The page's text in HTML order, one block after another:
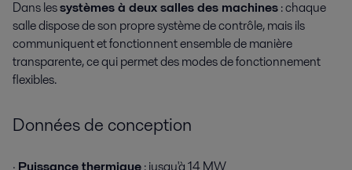
Dans lessystèmes à deux salles des machines: chaque
salle dispose de son propre système de contrôle, mais ils
communiquent et fonctionnent ensemble de manière
transparente, ce qui permet des modes de fonctionnement
flexibles.
Données de conception
· Puissance thermique: jusqu'à 14 MW